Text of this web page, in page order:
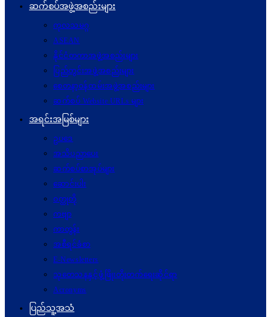
ဆက်စပ်အဖွဲ့အစည်းများ
ကုလသမဂ္ဂ
ASEAN
နိုင်ငံတကာအဖွဲ့အစည်းများ
ပြည်တွင်းအဖွဲ့အစည်းများ
စေတနာ့ဝန်ထမ်းအဖွဲ့အစည်းများ
ဆက်စပ် Website URLs များ
အရင်းအမြစ်များ
ဥပဒေ
အသိပညာပေး
ဆက်စပ်စာအုပ်များ
ဆောင်းပါး
ဝတ္ထုတို
ကဗျာ
ကာတွန်း
အစီရင်ခံစာ
E-Newsletters
သုတေသနနှင့်ဖွံ့ဖြိုးတိုးတက်ရေးဆိုင်ရာ
Acronyms
ပြည်သူ့အသံ